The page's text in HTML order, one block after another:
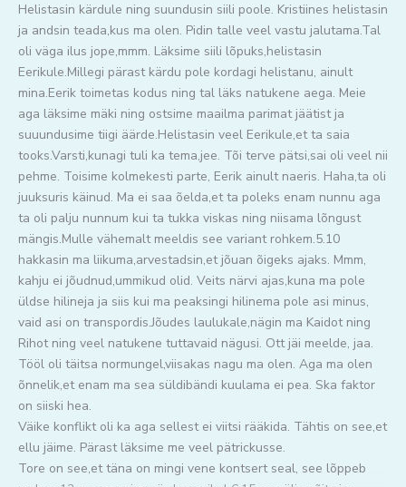
Helistasin kärdule ning suundusin siili poole. Kristiines helistasin
ja andsin teada,kus ma olen. Pidin talle veel vastu jalutama.Tal
oli väga ilus jope,mmm. Läksime siili lõpuks,helistasin
Eerikule.Millegi pärast kärdu pole kordagi helistanu, ainult
mina.Eerik toimetas kodus ning tal läks natukene aega. Meie
aga läksime mäki ning ostsime maailma parimat jäätist ja
suuundusime tiigi äärde.Helistasin veel Eerikule,et ta saia
tooks.Varsti,kunagi tuli ka tema,jee. Tõi terve pätsi,sai oli veel nii
pehme. Toisime kolmekesti parte, Eerik ainult naeris. Haha,ta oli
juuksuris käinud. Ma ei saa õelda,et ta poleks enam nunnu aga
ta oli palju nunnum kui ta tukka viskas ning niisama lõngust
mängis.Mulle vähemalt meeldis see variant rohkem.5.10
hakkasin ma liikuma,arvestadsin,et jõuan õigeks ajaks. Mmm,
kahju ei jõudnud,ummikud olid. Veits närvi ajas,kuna ma pole
üldse hilineja ja siis kui ma peaksingi hilinema pole asi minus,
vaid asi on transpordis.Jõudes laulukale,nägin ma Kaidot ning
Rihot ning veel natukene tuttavaid nägusi. Ott jäi meelde, jaa.
Tööl oli täitsa normungel,viisakas nagu ma olen. Aga ma olen
õnnelik,et enam ma sea süldibändi kuulama ei pea. Ska faktor
on siiski hea.
Väike konflikt oli ka aga sellest ei viitsi rääkida. Tähtis on see,et
ellu jäime. Pärast läksime me veel pätrickusse.
Tore on see,et täna on mingi vene kontsert seal, see lõppeb